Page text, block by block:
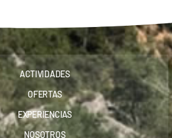
ACTIVIDADES
OFERTAS
EXPERIENCIAS
NOSOTROS